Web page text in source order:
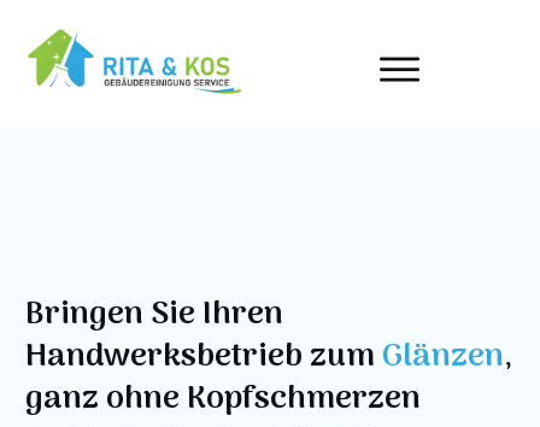
Bringen Sie Ihren
Handwerksbetrieb zumGlänzen,
ganz ohne Kopfschmerzen